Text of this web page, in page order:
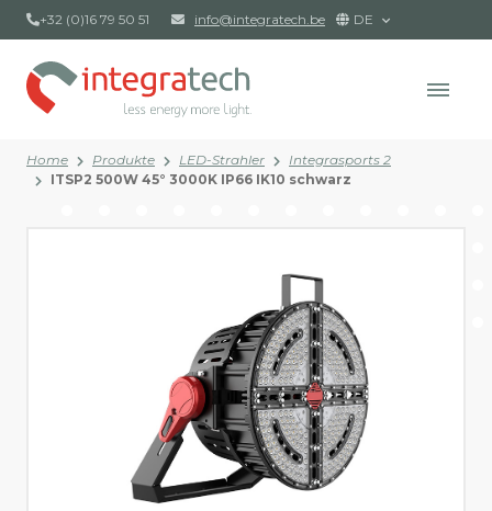
+32 (0)16 79 50 51 info@integratech.be DE
Home Produkte LED-Strahler
Integrasports 2
ITSP2 500W 45° 3000K IP66 IK10 schwarz